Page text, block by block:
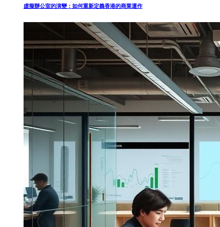
虛擬辦公室的演變：如何重新定義香港的商業運作